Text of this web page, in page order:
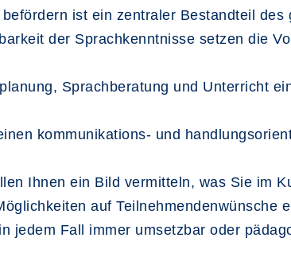
ist ein zentraler Bestandteil
der Sprachkenntnisse setzen die
Sprachberatung und Unterricht
kommunikations- und
Ihnen ein Bild vermitteln, was Sie im
auf
jedem Fall immer umsetzbar oder